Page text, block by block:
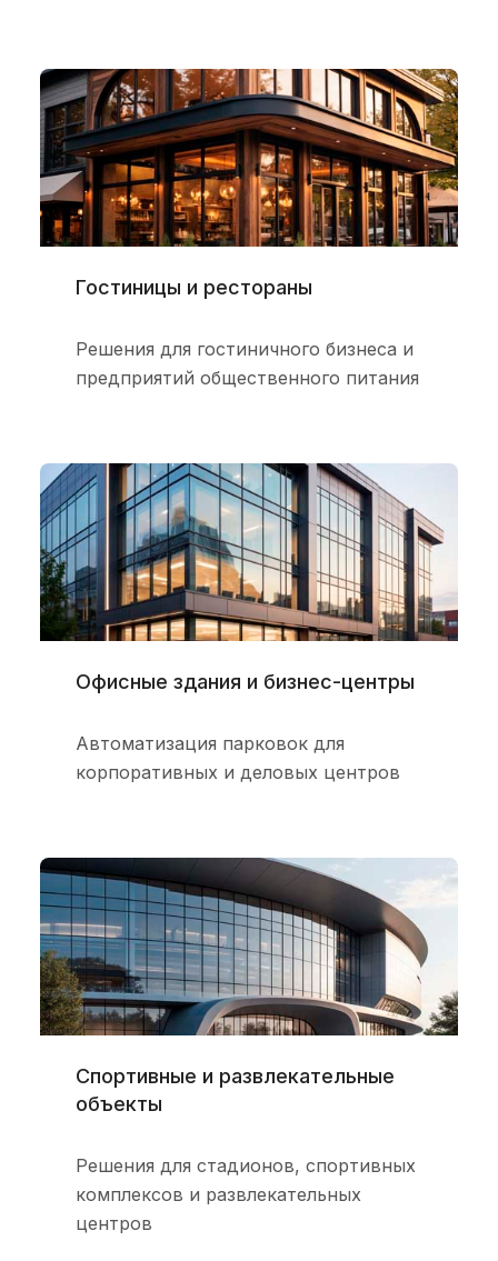
Гостиницы и рестораны
Решения для гостиничного бизнеса и
предприятий общественного питания
Офисные здания и бизнес-центры
Автоматизация парковок для
корпоративных и деловых центров
Спортивные и развлекательные
объекты
Решения для стадионов, спортивных
комплексов и развлекательных
центров